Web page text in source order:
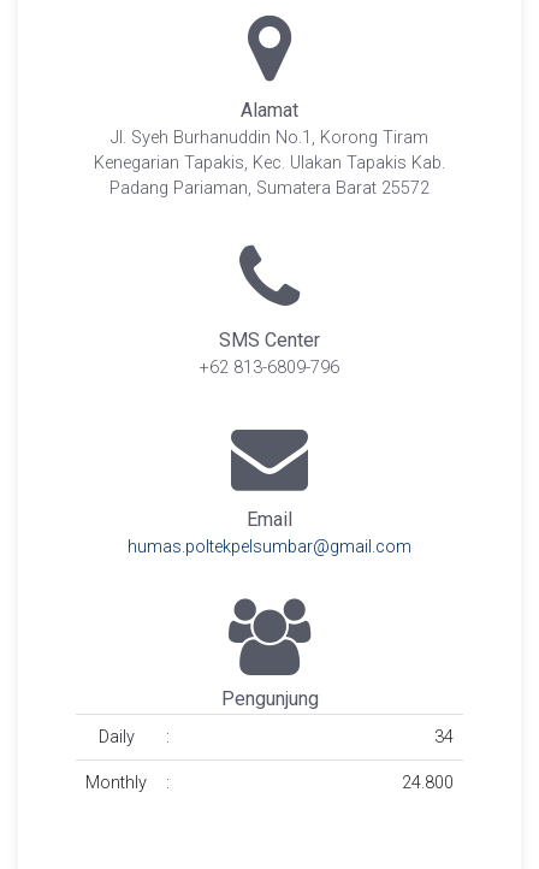
Alamat
Jl. Syeh Burhanuddin No.1, Korong Tiram
Kenegarian Tapakis, Kec. Ulakan Tapakis Kab.
Padang Pariaman, Sumatera Barat 25572
SMS Center
+62 813-6809-796
Email
humas.poltekpelsumbar@gmail.com
Pengunjung
Daily : 34
Monthly : 24.800